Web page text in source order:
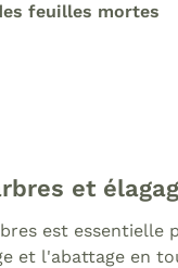
feuilles mortes
et
est essentielle
et l'abattage en